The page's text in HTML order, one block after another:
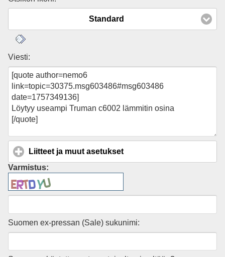
Standard
Viesti:
Liitteet ja muut asetukset
Varmistus:
Suomen ex-pressan (Sale) sukunimi: